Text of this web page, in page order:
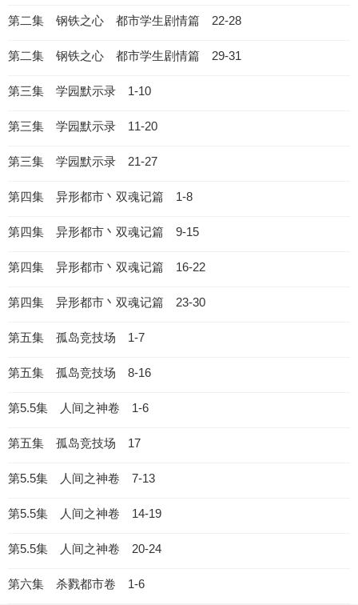
第二集 钢铁之心 都市学生剧情篇 22-28
第二集 钢铁之心 都市学生剧情篇 29-31
第三集 学园默示录 1-10
第三集 学园默示录 11-20
第三集 学园默示录 21-27
第四集 异形都市丶双魂记篇 1-8
第四集 异形都市丶双魂记篇 9-15
第四集 异形都市丶双魂记篇 16-22
第四集 异形都市丶双魂记篇 23-30
第五集 孤岛竞技场 1-7
第五集 孤岛竞技场 8-16
第5.5集 人间之神卷 1-6
第五集 孤岛竞技场 17
第5.5集 人间之神卷 7-13
第5.5集 人间之神卷 14-19
第5.5集 人间之神卷 20-24
第六集 杀戮都市卷 1-6